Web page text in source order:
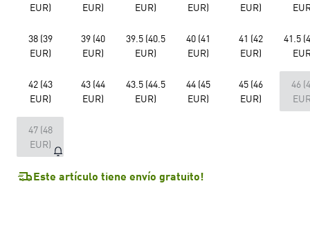
EUR)
EUR)
EUR)
EUR)
EUR)
38 (39
EUR)
39 (40
EUR)
39.5 (40.5
EUR)
40 (41
EUR)
41 (42
EUR)
41.5
42 (43
EUR)
43 (44
EUR)
43.5 (44.5
EUR)
44 (45
EUR)
45 (46
EUR)
46
47 (48
EUR)
Este artículo tiene envío gratuito!